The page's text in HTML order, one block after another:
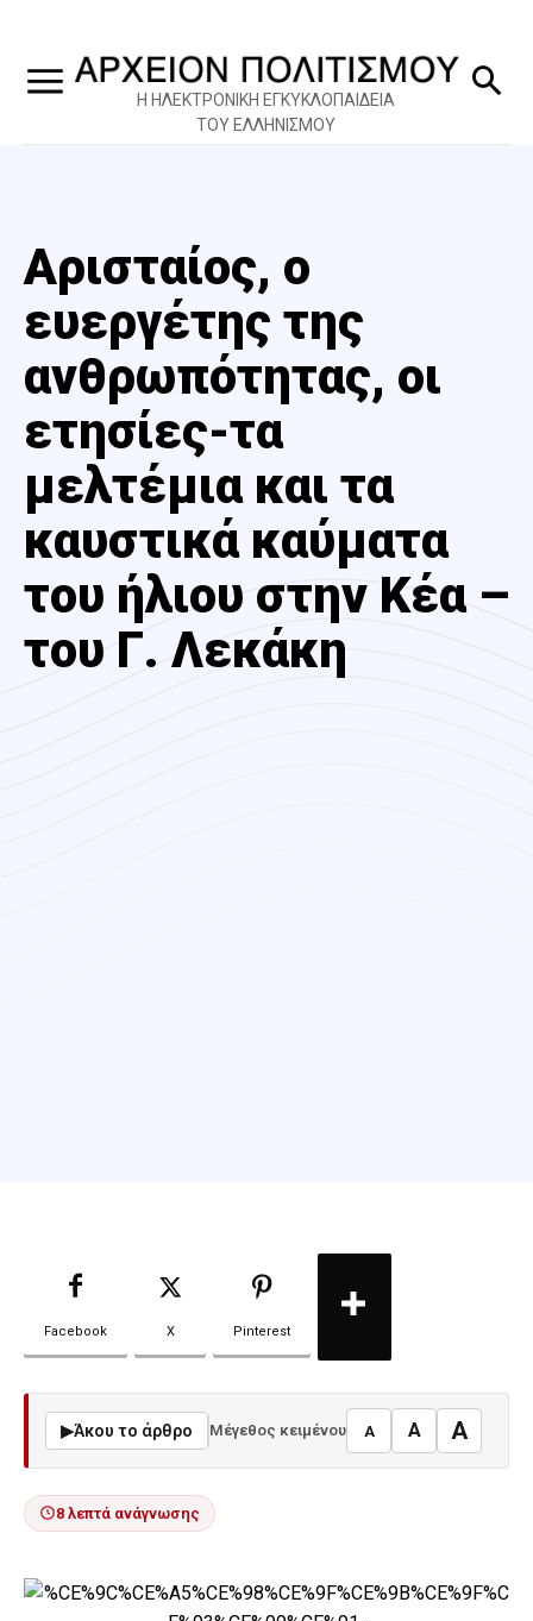
Η ΗΛΕΚΤΡΟΝΙΚΗ ΕΓΚΥΚΛΟΠΑΙΔΕΙΑ
ΤΟΥ ΕΛΛΗΝΙΣΜΟΥ
Αρισταίος, ο
ευεργέτης της
ανθρωπότητας, οι
ετησίες-τα
μελτέμια και τα
καυστικά καύματα
του ήλιου στην Κέα –
του Γ. Λεκάκη
Facebook X Pinterest
▶Άκου το άρθρο Μέγεθος κειμένου A A A
8 λεπτά ανάγνωσης